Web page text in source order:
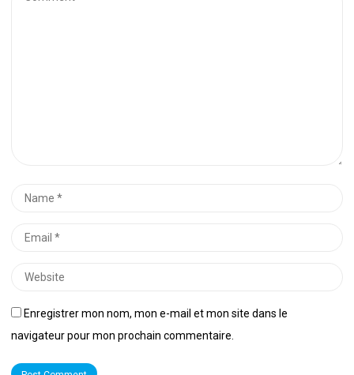
Name
Email
Website
Enregistrer mon nom, mon e-mail et mon site dans le
navigateur pour mon prochain commentaire.